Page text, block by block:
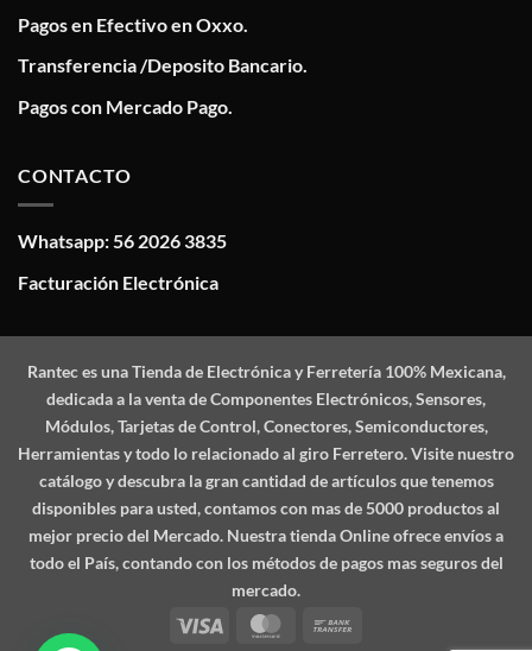
Pagos en Efectivo en Oxxo.
Transferencia /Deposito Bancario.
Pagos con Mercado Pago.
CONTACTO
Whatsapp: 56 2026 3835
Facturación Electrónica
Ranteces una Tienda de Electrónica y Ferretería 100% Mexicana,
dedicada a la venta de Componentes Electrónicos, Sensores,
Módulos, Tarjetas de Control, Conectores, Semiconductores,
Herramientas y todo lo relacionado al giro Ferretero. Visite nuestro
catálogo y descubra la gran cantidad de artículos que tenemos
disponibles para usted, contamos con mas de 5000 productos al
mejor precio del Mercado. Nuestra tienda Online ofrece envíos a
todo el País, contando con los métodos de pagos mas seguros del
mercado.
Visa
MasterCard